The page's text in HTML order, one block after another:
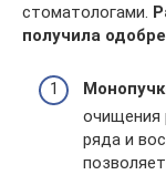
стоматологами.
получила
очищения
ряда и